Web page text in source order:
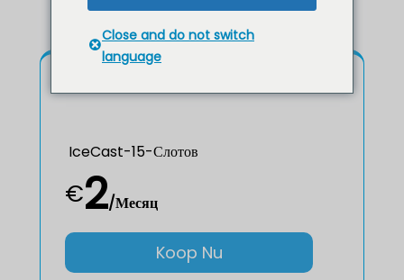
IceCast-15-Слотов
€2/Месяц
Koop Nu
Close and do not switch
language